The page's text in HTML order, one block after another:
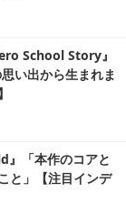
School Story』
い出から生まれま
』「本作のコアと
と」【注目インデ